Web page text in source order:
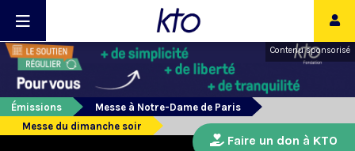
Contenu sponsorisé
Émissions
Messe à Notre-Dame de Paris
Messe du dimanche soir
Faire un don à KTO